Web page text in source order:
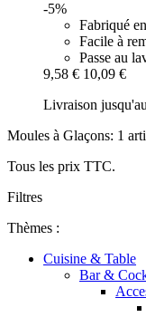
-5%
Fabriqué
Facile à
Passe au
9,58 € 10,09 €
Livraison
Moules à Glaçons: 1
Tous les prix TTC.
Filtres
Thèmes :
Cuisine & Table
Bar &